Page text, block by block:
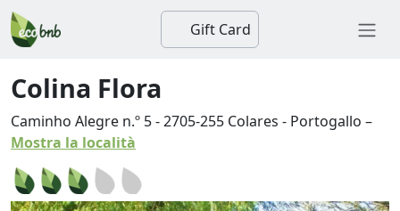
Gift Card
Colina Flora
Caminho Alegre n.º 5-2705-255 Colares - Portogallo –
Mostra la località